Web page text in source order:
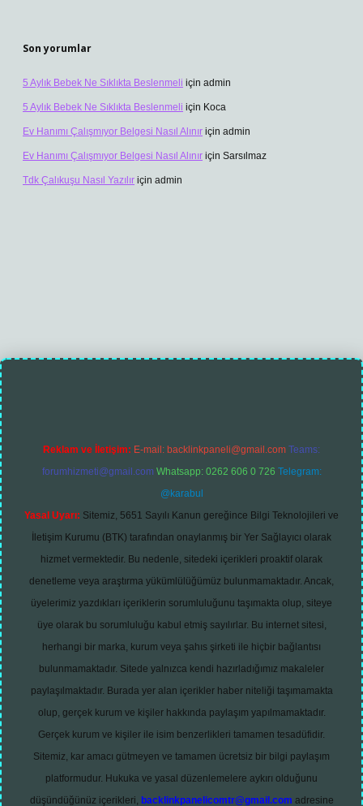
Son yorumlar
5 Aylık Bebek Ne Sıklıkta Beslenmeli için admin
5 Aylık Bebek Ne Sıklıkta Beslenmeli için Koca
Ev Hanımı Çalışmıyor Belgesi Nasıl Alınır için admin
Ev Hanımı Çalışmıyor Belgesi Nasıl Alınır için Sarsılmaz
Tdk Çalıkuşu Nasıl Yazılır için admin
Reklam ve İletişim: E-mail: backlinkpaneli@gmail.com Teams:
forumhizmeti@gmail.com Whatsapp: 0262 606 0 726 Telegram:
@karabul
Yasal Uyarı: Sitemiz, 5651 Sayılı Kanun gereğince Bilgi Teknolojileri ve
İletişim Kurumu (BTK) tarafından onaylanmış bir Yer Sağlayıcı olarak
hizmet vermektedir. Bu nedenle, sitedeki içerikleri proaktif olarak
denetleme veya araştırma yükümlülüğümüz bulunmamaktadır. Ancak,
üyelerimiz yazdıkları içeriklerin sorumluluğunu taşımakta olup, siteye
üye olarak bu sorumluluğu kabul etmiş sayılırlar. Bu internet sitesi,
herhangi bir marka, kurum veya şahıs şirketi ile hiçbir bağlantısı
bulunmamaktadır. Sitede yalnızca kendi hazırladığımız makaleler
paylaşılmaktadır. Burada yer alan içerikler haber niteliği taşımamakta
olup, gerçek kurum ve kişiler hakkında paylaşım yapılmamaktadır.
Gerçek kurum ve kişiler ile isim benzerlikleri tamamen tesadüfidir.
Sitemiz, kar amacı gütmeyen ve tamamen ücretsiz bir bilgi paylaşım
platformudur. Hukuka ve yasal düzenlemelere aykırı olduğunu
düşündüğünüz içerikleri, backlinkpanelicomtr@gmail.com adresine